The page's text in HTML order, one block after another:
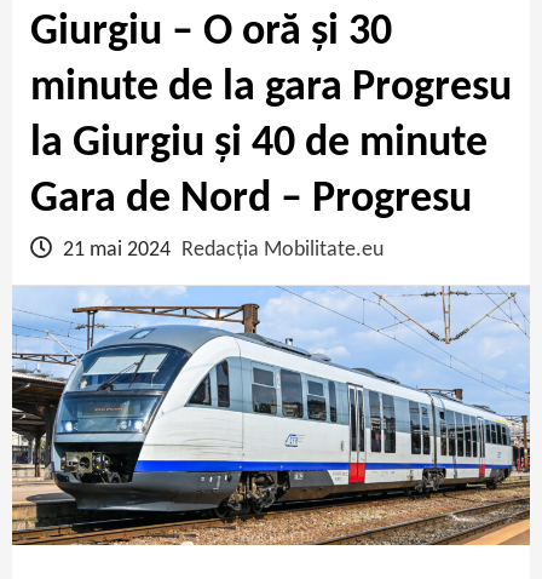
Giurgiu – O oră și 30
minute de la gara Progresu
la Giurgiu și 40 de minute
Gara de Nord – Progresu
21 mai 2024 Redacția Mobilitate.eu